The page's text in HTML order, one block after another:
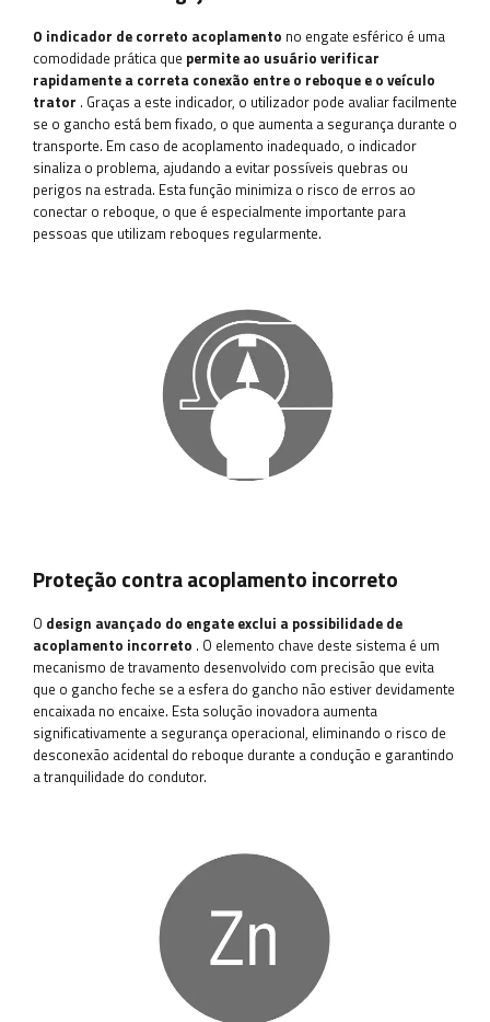
O indicador de correto acoplamento no engate esférico é uma
comodidade prática que permite ao usuário verificar
rapidamente a correta conexão entre o reboque e o veículo
trator . Graças a este indicador, o utilizador pode avaliar facilmente
se o gancho está bem fixado, o que aumenta a segurança durante o
transporte. Em caso de acoplamento inadequado, o indicador
sinaliza o problema, ajudando a evitar possíveis quebras ou
perigos na estrada. Esta função minimiza o risco de erros ao
conectar o reboque, o que é especialmente importante para
pessoas que utilizam reboques regularmente.
Proteção contra acoplamento incorreto
O design avançado do engate exclui a possibilidade de
acoplamento incorreto . O elemento chave deste sistema é um
mecanismo de travamento desenvolvido com precisão que evita
que o gancho feche se a esfera do gancho não estiver devidamente
encaixada no encaixe. Esta solução inovadora aumenta
significativamente a segurança operacional, eliminando o risco de
desconexão acidental do reboque durante a condução e garantindo
a tranquilidade do condutor.